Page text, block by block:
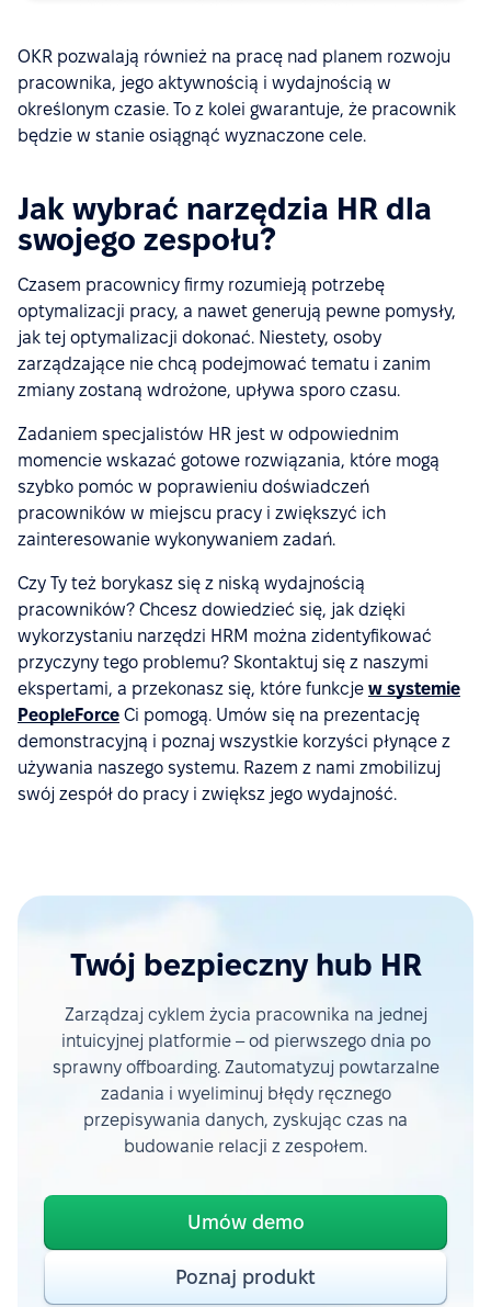
OKR pozwalają również na pracę nad planem rozwoju
pracownika, jego aktywnością i wydajnością w
określonym czasie. To z kolei gwarantuje, że pracownik
będzie w stanie osiągnąć wyznaczone cele.
Jak wybrać narzędzia HR dla
swojego zespołu?
Czasem pracownicy firmy rozumieją potrzebę
optymalizacji pracy, a nawet generują pewne pomysły,
jak tej optymalizacji dokonać. Niestety, osoby
zarządzające nie chcą podejmować tematu i zanim
zmiany zostaną wdrożone, upływa sporo czasu.
Zadaniem specjalistów HR jest w odpowiednim
momencie wskazać gotowe rozwiązania, które mogą
szybko pomóc w poprawieniu doświadczeń
pracowników w miejscu pracy i zwiększyć ich
zainteresowanie wykonywaniem zadań.
Czy Ty też borykasz się z niską wydajnością
pracowników? Chcesz dowiedzieć się, jak dzięki
wykorzystaniu narzędzi HRM można zidentyfikować
przyczyny tego problemu? Skontaktuj się z naszymi
ekspertami, a przekonasz się, które funkcje w systemie
PeopleForce Ci pomogą. Umów się na prezentację
demonstracyjną i poznaj wszystkie korzyści płynące z
używania naszego systemu. Razem z nami zmobilizuj
swój zespół do pracy i zwiększ jego wydajność.
Twój bezpieczny hub HR
Zarządzaj cyklem życia pracownika na jednej
intuicyjnej platformie – od pierwszego dnia po
sprawny offboarding. Zautomatyzuj powtarzalne
zadania i wyeliminuj błędy ręcznego
przepisywania danych, zyskując czas na
budowanie relacji z zespołem.
Umów demo
Poznaj produkt